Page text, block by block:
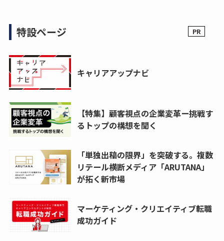
特設ページ
キャリアアップナビ
【特集】顧客視点の企業変革ー挑戦す
るトップの構想を聞く
「単独出稿の限界」を突破する。複数
リテール横断メディア「ARUTANA」
が拓く新市場
マーケティング・クリエイティブ転職
成功ガイド